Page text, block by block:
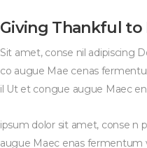
Giving Thankful
Sit amet, conse nil adipiscing
co augue Mae cenas
il Ut et congue augue Maec
ipsum dolor sit amet, conse n
augue Maec enas